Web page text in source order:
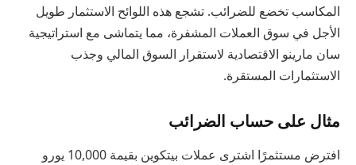
المكاسب تخضع للضرائب. تشجع هذه اللوائح الاستثمار طويل
الأجل في سوق العملات المشفرة، مما يتماشى مع استراتيجية
سان مارينو الاقتصادية لاستقرار السوق المالي وجذب
الاستثمارات المستقرة.
مثال على حساب الضرائب
افترض مستثمرًا اشترى عملات بيتكوين بقيمة 10,000 يورو